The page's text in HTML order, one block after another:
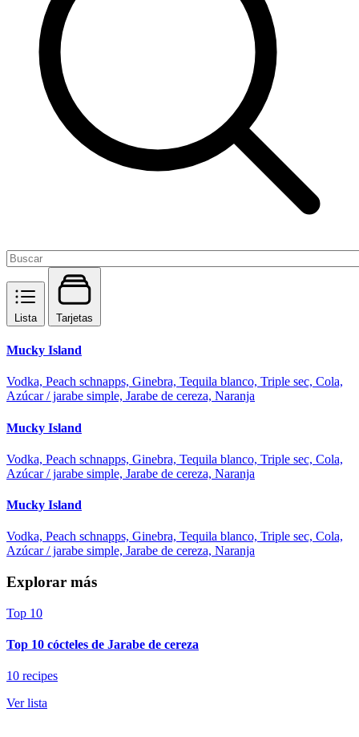
Lista Tarjetas
Mucky Island
Vodka, Peach schnapps, Ginebra, Tequila blanco, Triple sec, Cola,
Azúcar / jarabe simple, Jarabe de cereza, Naranja
Mucky Island
Vodka, Peach schnapps, Ginebra, Tequila blanco, Triple sec, Cola,
Azúcar / jarabe simple, Jarabe de cereza, Naranja
Mucky Island
Vodka, Peach schnapps, Ginebra, Tequila blanco, Triple sec, Cola,
Azúcar / jarabe simple, Jarabe de cereza, Naranja
Explorar más
Top 10
Top 10 cócteles de Jarabe de cereza
10 recipes
Ver lista